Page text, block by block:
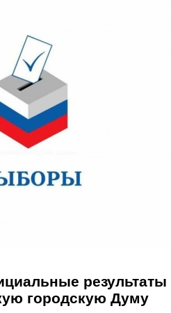
результаты
городскую Думу